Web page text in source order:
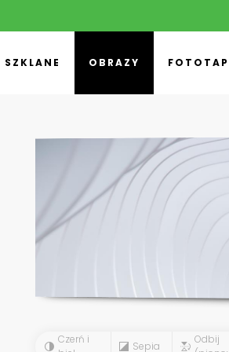
SZKLANE OBRAZY
Czerń i
Sepia
Odbij